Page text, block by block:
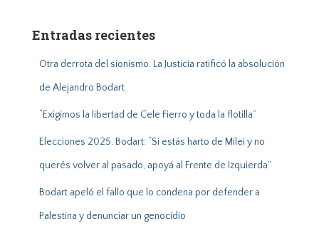
rEntradas recientes
Otra derrota del sionismo. La Justicia ratificó la absolución
de Alejandro Bodart
“Exigimos la libertad de Cele Fierro y toda la flotilla”
Elecciones 2025. Bodart: “Si estás harto de Milei y no
querés volver al pasado, apoyá al Frente de Izquierda”
Bodart apeló el fallo que lo condena por defender a
Palestina y denunciar un genocidio